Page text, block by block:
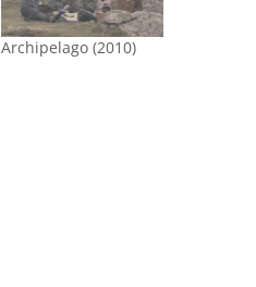
Archipelago (2010)